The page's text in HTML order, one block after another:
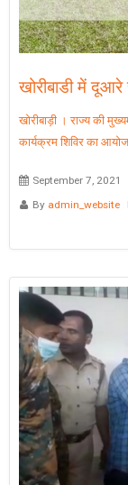
खोरीबाडी में
खोरीबाड़ी । राज्य की
कार्यक्रम शिविर का
September 7, 2021
By admin_website